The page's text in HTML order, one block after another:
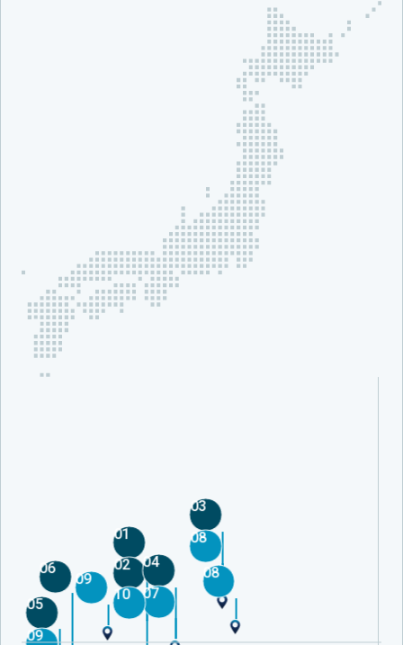
01
02
03
04
05
06
07
08
08
09
09
10